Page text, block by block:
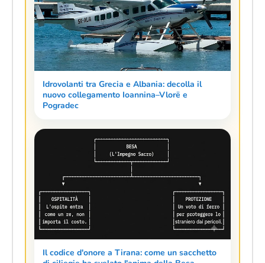
Idrovolanti tra Grecia e Albania: decolla il
nuovo collegamento Ioannina–Vlorë e
Pogradec
Il codice d'onore a Tirana: come un sacchetto